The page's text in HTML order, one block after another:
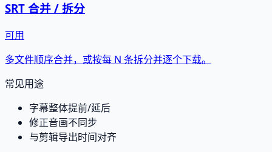
SRT 合并 / 拆分
可用
多文件顺序合并，或按每 N 条拆分并逐个下载。
常见用途
字幕整体提前/延后
修正音画不同步
与剪辑导出时间对齐